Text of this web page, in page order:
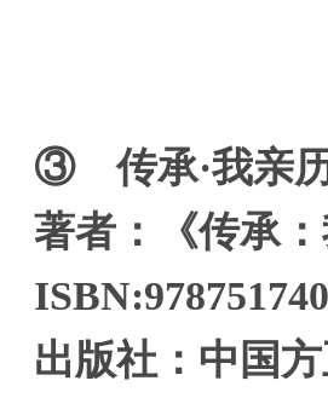
③ 传承·我亲
著者：《传承
出版社：中国